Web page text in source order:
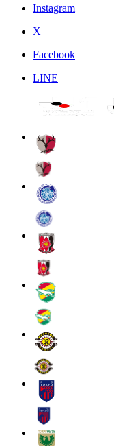
Instagram
X
Facebook
LINE